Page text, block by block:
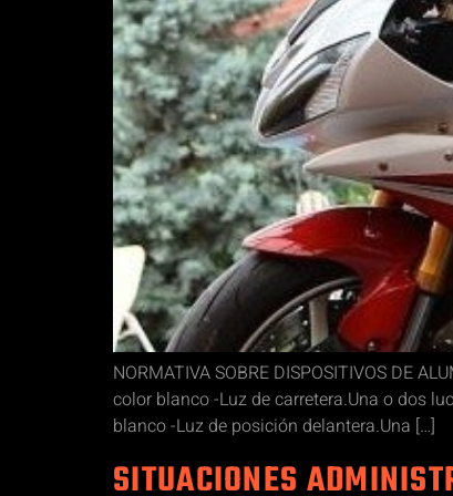
NORMATIVA SOBRE DISPOSITIVOS DE
color blanco -Luz de carretera.Una o dos
blanco -Luz de posición delantera.Una […]
SITUACIONES